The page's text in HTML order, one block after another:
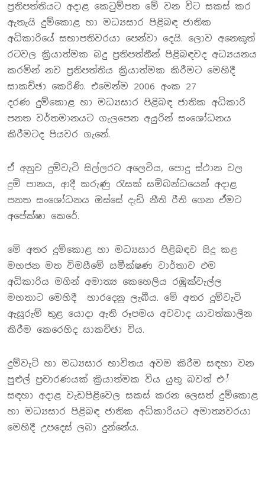
ප්‍රතිපත්තියට අදාළ කෙටුම්පත මේ වන විට සකස් කර
ඇතැයි දුම්කොළ හා මධ්‍යසාර පිළිබඳ ජාතික
අධිකාරියේ සභාපතිවරයා පෙන්වා දෙයි. ලොව අනෙකුත්
රටවල ක්‍රියාත්මක බදු ප්‍රතිපත්තීන් පිළිබඳවද අධ්‍යයනය
කරමින් නව ප්‍රතිපත්තිය ක්‍රියාත්මක කිරීමට මෙහිදී
සාකච්ඡා කෙරිණි. එමෙන්ම 2006 අංක 27
දරණ දුම්කොළ හා මධ්‍යසාර පිළිබඳ ජාතික අධිකාරි
පනත වර්තමානයට ගැලපෙන අයුරින් සංශෝධනය
කිරීමටද පියවර ගැනේ.
ඒ අනුව දුම්වැටි සිල්ලරට අලෙවිය, පොදු ස්ථාන වල
දුම් පානය, ආදී කරුණු රැසක් සම්බන්ධයෙන් අදාළ
පනත සංශෝධනය ඔස්සේ දැඩි නීති රීති ගෙන ඒමට
අපේක්ෂා කෙරේ.
මේ අතර දුම්කොළ හා මධ්‍යසාර පිළිබඳව සිදු කළ
මහජන මත විමසීමේ සමීක්ෂණ වාර්තාව එම
අධිකාරිය මගින් අමාත්‍ය කෙහෙලිය රඹුක්වැල්ල
මහතාට මෙහිදී භාරදෙනු ලැබීය. මේ අතර දුම්වැටි
ඇසුරුම් තුළ යොදා ඇති රූපමය අවවාද යාවත්කාලීන
කිරීම කෙරෙහිද සාකච්ඡා විය.
දුම්වැටි හා මධ්‍යසාර භාවිතය අවම කිරීම සඳහා වන
පුළුල් ප්‍රචාරණයක් ක්‍රියාත්මක විය යුතු බවත් එ්
සඳහා අදාළ වැඩපිළිවෙල සකස් කරන ලෙසත් දුම්කොළ
හා මධ්‍යසාර පිළිබඳ ජාතික අධිකාරියට අමාත්‍යවරයා
මෙහිදී උපදෙස් ලබා දුන්නේය.